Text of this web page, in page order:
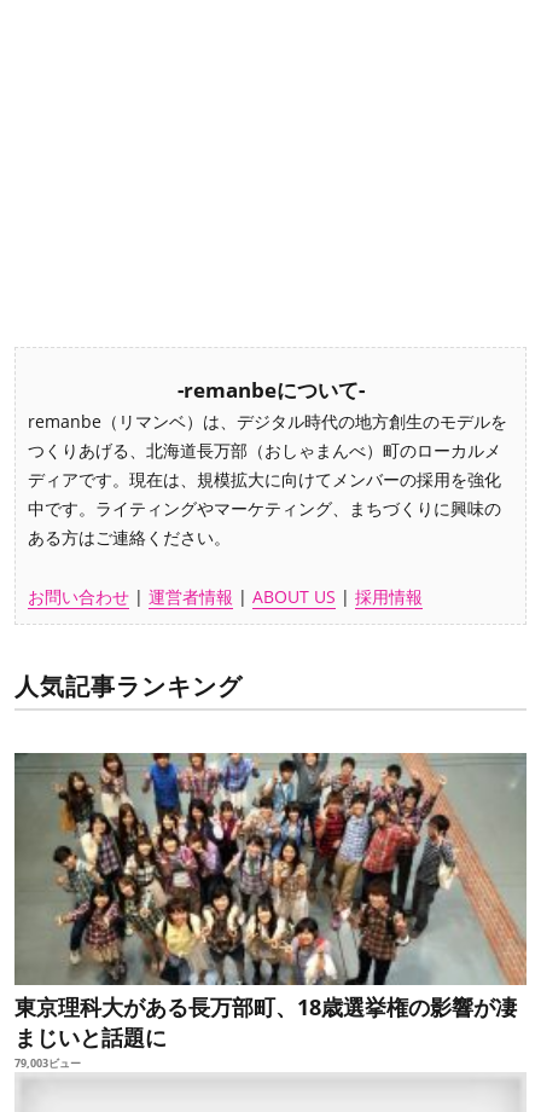
-remanbeについて-
remanbe（リマンベ）は、デジタル時代の地方創生のモデルを
つくりあげる、北海道長万部（おしゃまんべ）町のローカルメ
ディアです。現在は、規模拡大に向けてメンバーの採用を強化
中です。ライティングやマーケティング、まちづくりに興味の
ある方はご連絡ください。
お問い合わせ |運営者情報 |ABOUT US |採用情報
人気記事ランキング
東京理科大がある長万部町、18歳選挙権の影響が凄
まじいと話題に
79,003ビュー